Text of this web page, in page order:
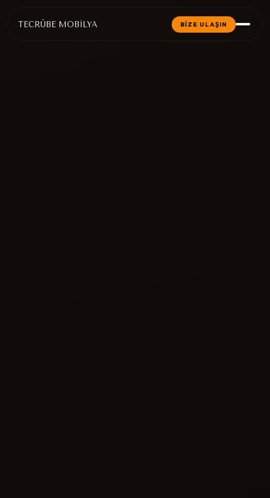
TECRÜBE MOBİLYA BİZE ULAŞIN